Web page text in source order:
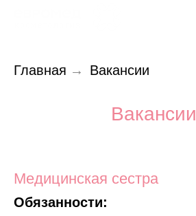
Главная → Вакансии
Вакансии
Медицинская сестра
Обязанности: